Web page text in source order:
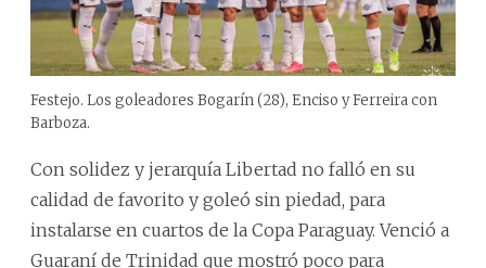
Festejo. Los goleadores Bogarín (28), Enciso y Ferreira con
Barboza.
Con solidez y jerarquía Libertad no falló en su
calidad de favorito y goleó sin piedad, para
instalarse en cuartos de la Copa Paraguay. Venció a
Guaraní de Trinidad que mostró poco para